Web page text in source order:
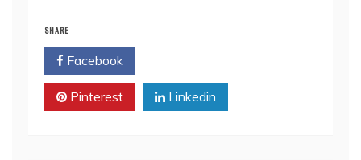
SHARE
Facebook
Pinterest Linkedin